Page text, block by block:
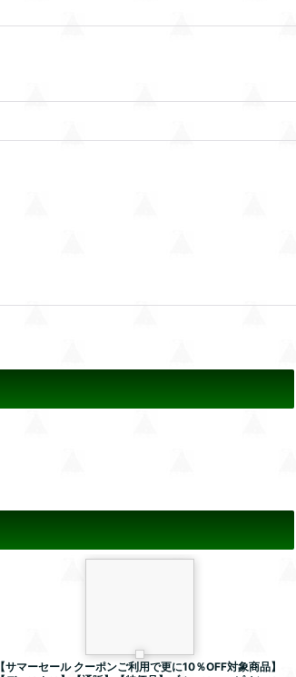
【サマーセール クーポンご利用で更に10％OFF対象商品】